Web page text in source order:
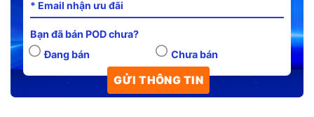
Bạn đã bán POD chưa?
Đang bán
Chưa bán